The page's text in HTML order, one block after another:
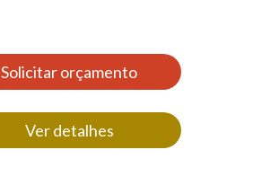
Solicitar orçamento
Ver detalhes